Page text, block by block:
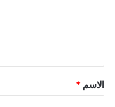
*
الاسم *